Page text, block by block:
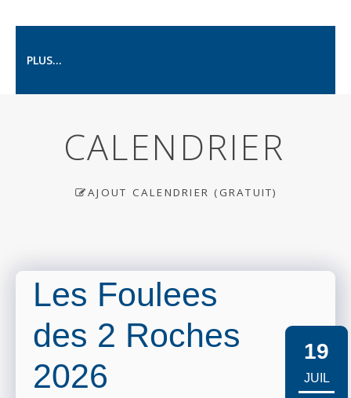
PLUS...
CALENDRIER
AJOUT CALENDRIER (GRATUIT)
Les Foulees
des 2 Roches
2026
19
JUIL